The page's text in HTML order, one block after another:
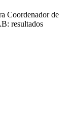
Coordenador de
resultados